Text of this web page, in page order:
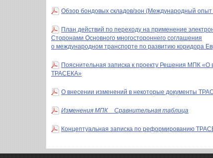
Обзор бондовых складов/зон (Международный
План действий по переходу на применение
Сторонами Основного многостороннего соглашения
o международном транспорте по развитию коридора
Пояснительная записка к проекту Решения МПК
ТРАСЕКА»
О внесении изменений в некоторые документы
Изменения МПК _ Сравнительная таблица
Концептуальная записка по реформированию